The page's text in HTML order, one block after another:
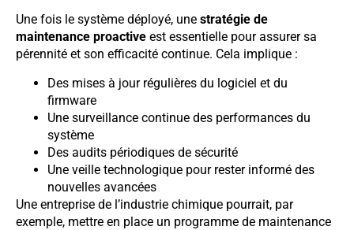
Une fois le système déployé, une stratégie de
maintenance proactive est essentielle pour assurer sa
pérennité et son efficacité continue. Cela implique :
Des mises à jour régulières du logiciel et du
firmware
Une surveillance continue des performances du
système
Des audits périodiques de sécurité
Une veille technologique pour rester informé des
nouvelles avancées
Une entreprise de l’industrie chimique pourrait, par
exemple, mettre en place un programme de maintenance